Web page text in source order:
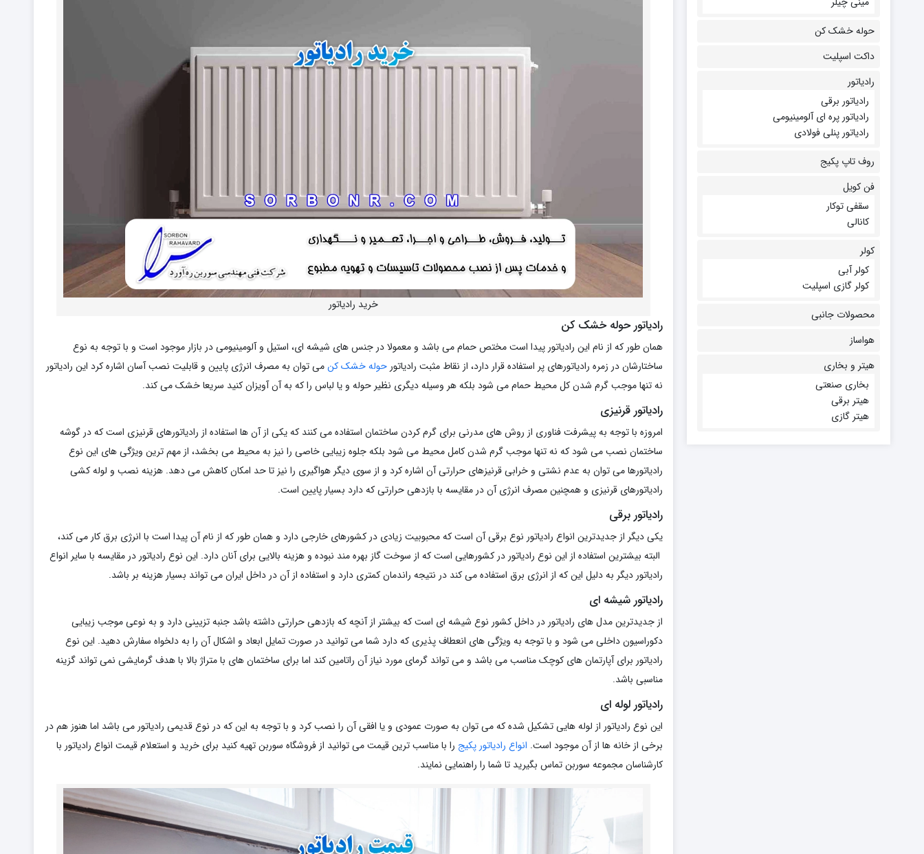
خرید رادیاتور
رادیاتور حوله خشک کن
همان طور که از نام این رادیاتور پیدا است مختص حمام می باشد و معمولا در جنس های شیشه ای، استیل و آلومینیومی در بازار موجود است و با توجه به نوع
ساختارشان در زمره رادیاتورهای پر استفاده قرار دارد، از نقاط مثبت رادیاتورحوله خشک کنمی توان به مصرف انرژی پایین و قابلیت نصب آسان اشاره کرد این رادیاتور
نه تنها موجب گرم شدن کل محیط حمام می شود بلکه هر وسیله دیگری نظیر حوله و یا لباس را که به آن آویزان کنید سریعا خشک می کند.
رادیاتور قرنیزی
امروزه با توجه به پیشرفت فناوری از روش های مدرنی برای گرم کردن ساختمان استفاده می کنند که یکی از آن ها استفاده از رادیاتورهای قرنیزی است که در گوشه
ساختمان نصب می شود که نه تنها موجب گرم شدن کامل محیط می شود بلکه جلوه زیبایی خاصی را نیز به محیط می بخشد، از مهم ترین ویژگی های این نوع
رادیاتورها می توان به عدم نشتی و خرابی قرنیزهای حرارتی آن اشاره کرد و از سوی دیگر هواگیری را نیز تا حد امکان کاهش می دهد. هزینه نصب و لوله کشی
رادیاتورهای قرنیزی و همچنین مصرف انرژی آن در مقایسه با بازدهی حرارتی که دارد بسیار پایین است.
رادیاتور برقی
یکی دیگر از جدیدترین انواع رادیاتور نوع برقی آن است که محبوبیت زیادی در کشورهای خارجی دارد و همان طور که از نام آن پیدا است با انرژی برق کار می کند،
البته بیشترین استفاده از این نوع رادیاتور در کشورهایی است که از سوخت گاز بهره مند نبوده و هزینه بالایی برای آنان دارد. این نوع رادیاتور در مقایسه با سایر انواع
رادیاتور دیگر به دلیل این که از انرژی برق استفاده می کند در نتیجه راندمان کمتری دارد و استفاده از آن در داخل ایران می تواند بسیار هزینه بر باشد.
رادیاتور شیشه ای
از جدیدترین مدل های رادیاتور در داخل کشور نوع شیشه ای است که بیشتر از آنچه که بازدهی حرارتی داشته باشد جنبه تزیینی دارد و به نوعی موجب زیبایی
دکوراسیون داخلی می شود و با توجه به ویژگی های انعطاف پذیری که دارد شما می توانید در صورت تمایل ابعاد و اشکال آن را به دلخواه سفارش دهید. این نوع
رادیاتور برای آپارتمان های کوچک مناسب می باشد و می تواند گرمای مورد نیاز آن راتامین کند اما برای ساختمان های با متراژ بالا با هدف گرمایشی نمی تواند گزینه
مناسبی باشد.
رادیاتور لوله ای
این نوع رادیاتور از لوله هایی تشکیل شده که می توان به صورت عمودی و یا افقی آن را نصب کرد و با توجه به این که در نوع قدیمی رادیاتور می باشد اما هنوز هم در
برخی از خانه ها از آن موجود است. انواع رادیاتور پکیج را با مناسب ترین قیمت می توانید از فروشگاه سوربن تهیه کنید برای خرید و استعلام قیمت انواع رادیاتور با
کارشناسان مجموعه سوربن تماس بگیرید تا شما را راهنمایی نمایند.
حوله خشک کن
داکت اسپلیت
رادیاتور
رادیاتور برقی
رادیاتور پره ای آلومینیومی
رادیاتور پنلی فولادی
روف تاپ پکیج
فن کویل
سقفی توکار
کانالی
کولر
کولر آبی
کولر گازی اسپلیت
محصولات جانبی
هواساز
هیتر و بخاری
بخاری صنعتی
هیتر برقی
هیتر گازی